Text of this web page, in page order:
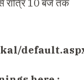
रात्रि 10 बजे तक